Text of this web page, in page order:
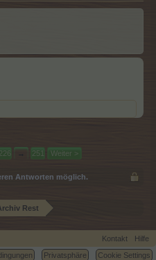
226 → 251 Weiter >
Antworten möglich.
Rest
Kontakt
Hilfe
Privatsphäre Cookie Settings